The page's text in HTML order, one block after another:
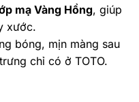
mạ Vàng Hồng, giúp
xước.
bóng, mịn màng sau
chỉ có ở TOTO.